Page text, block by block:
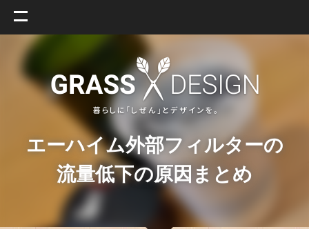
エーハイム外部フィルターの
流量低下の原因まとめ